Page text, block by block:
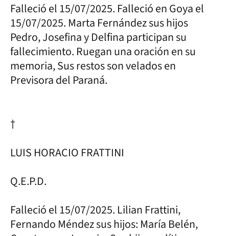
Falleció el 15/07/2025. Falleció en Goya el
15/07/2025. Marta Fernández sus hijos
Pedro, Josefina y Delfina participan su
fallecimiento. Ruegan una oración en su
memoria, Sus restos son velados en
Previsora del Paraná.
†
LUIS HORACIO FRATTINI
Q.E.P.D.
Falleció el 15/07/2025. Lilian Frattini,
Fernando Méndez sus hijos: María Belén,